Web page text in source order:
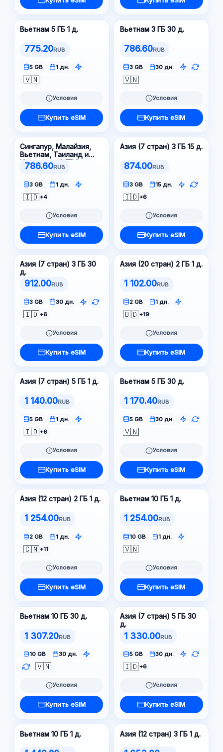
Вьетнам 5 ГБ 1 д.
775.20RUB
5 GB 1 дн.
🇻🇳
Условия
Купить eSIM
Вьетнам 3 ГБ 30 д.
786.60RUB
3 GB 30 дн.
🇻🇳
Условия
Купить eSIM
Сингапур, Малайзия,
Вьетнам, Таиланд и
Индонезия 3 ГБ 1 д.
786.60RUB
3 GB 1 дн.
🇮🇩+4
Условия
Купить eSIM
Азия (7 стран) 3 ГБ 15 д.
874.00RUB
3 GB 15 дн.
🇮🇩+6
Условия
Купить eSIM
Азия (7 стран) 3 ГБ 30
д.
912.00RUB
3 GB 30 дн.
🇮🇩+6
Условия
Купить eSIM
Азия (20 стран) 2 ГБ 1 д.
1 102.00RUB
2 GB 1 дн.
🇧🇩+19
Условия
Купить eSIM
Азия (7 стран) 5 ГБ 1 д.
1 140.00RUB
5 GB 1 дн.
🇮🇩+6
Условия
Купить eSIM
Вьетнам 5 ГБ 30 д.
1 170.40RUB
5 GB 30 дн.
🇻🇳
Условия
Купить eSIM
Азия (12 стран) 2 ГБ 1 д.
1 254.00RUB
2 GB 1 дн.
🇨🇳+11
Условия
Купить eSIM
Вьетнам 10 ГБ 1 д.
1 254.00RUB
10 GB 1 дн.
🇻🇳
Условия
Купить eSIM
Вьетнам 10 ГБ 30 д.
1 307.20RUB
10 GB 30 дн.
🇻🇳
Условия
Купить eSIM
Азия (7 стран) 5 ГБ 30
д.
1 330.00RUB
5 GB 30 дн.
🇮🇩+6
Условия
Купить eSIM
Вьетнам 10 ГБ 1 д. Азия (12 стран) 3 ГБ 1 д.